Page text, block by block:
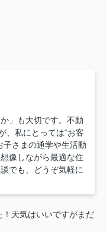
」も大切です。不動
、私にとっては“お客
子さまの通学や生活動
像しながら最適な住
でも、どうぞ気軽に
天気はいいですがまだ